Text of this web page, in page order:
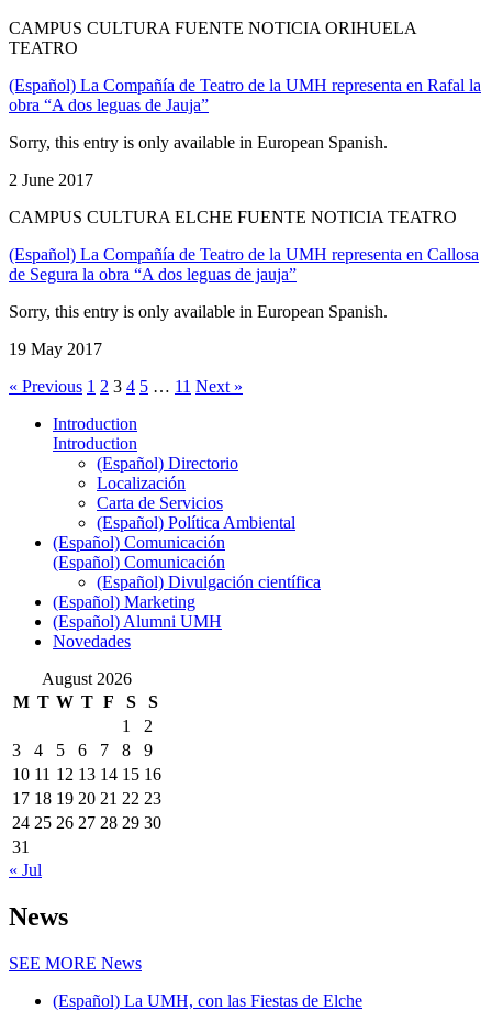
CAMPUS CULTURA FUENTE NOTICIA ORIHUELA
TEATRO
(Español) La Compañía de Teatro de la UMH representa en Rafal la
obra “A dos leguas de Jauja”
Sorry, this entry is only available in European Spanish.
2 June 2017
CAMPUS CULTURA ELCHE FUENTE NOTICIA TEATRO
(Español) La Compañía de Teatro de la UMH representa en Callosa
de Segura la obra “A dos leguas de jauja”
Sorry, this entry is only available in European Spanish.
19 May 2017
« Previous 1 2 3 4 5 … 11 Next »
Introduction
Introduction
(Español) Directorio
Localización
Carta de Servicios
(Español) Política Ambiental
(Español) Comunicación
(Español) Comunicación
(Español) Divulgación científica
(Español) Marketing
(Español) Alumni UMH
Novedades
August 2026
M T W T F S
S
1
2
3
4 5 6 7 8
9
10 11 12 13 14 15 16
17 18 19 20 21 22 23
24 25 26 27 28 29 30
31
« Jul
News
SEE MORE News
(Español) La UMH, con las Fiestas de Elche